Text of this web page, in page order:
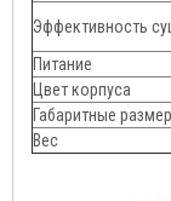
Эффективность
Питание
Цвет корпуса
Габаритные
Вес